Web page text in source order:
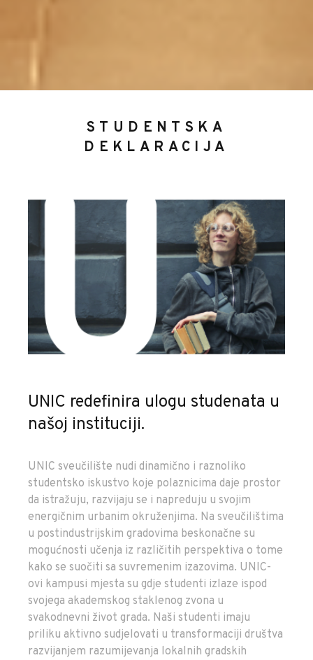
STUDENTSKA
DEKLARACIJA
UNIC redefinira ulogu studenata u
našoj instituciji.
UNIC sveučilište nudi dinamično i raznoliko
studentsko iskustvo koje polaznicima daje prostor
da istražuju, razvijaju se i napreduju u svojim
energičnim urbanim okruženjima. Na sveučilištima
u postindustrijskim gradovima beskonačne su
mogućnosti učenja iz različitih perspektiva o tome
kako se suočiti sa suvremenim izazovima. UNIC-
ovi kampusi mjesta su gdje studenti izlaze ispod
svojega akademskog staklenog zvona u
svakodnevni život grada. Naši studenti imaju
priliku aktivno sudjelovati u transformaciji društva
razvijanjem razumijevanja lokalnih gradskih